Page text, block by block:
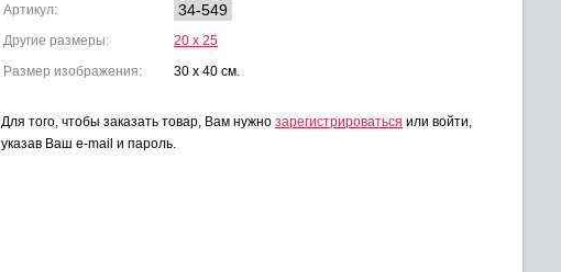
Артикул: 34-549
Другие размеры:
20 x 25
Размер изображения:
30 x 40 см.
Для того, чтобы заказать товар, Вам нужно зарегистрироваться или войти,
указав Ваш e-mail и пароль.